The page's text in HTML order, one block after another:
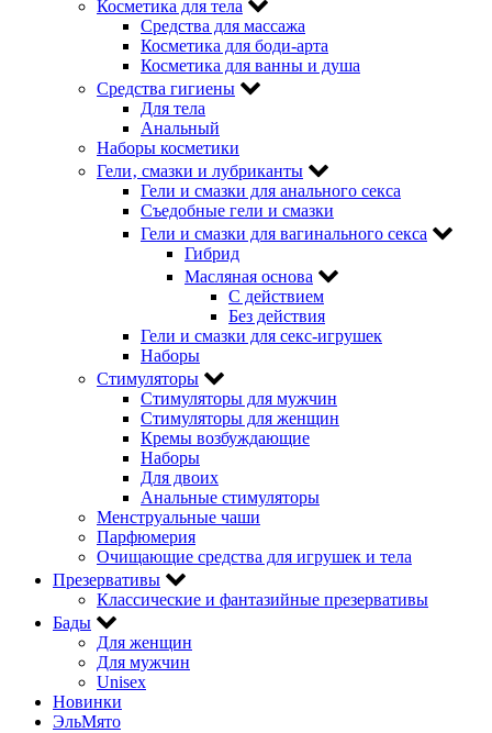
Косметика для тела
Средства для массажа
Косметика для боди-арта
Косметика для ванны и душа
Средства гигиены
Для тела
Анальный
Наборы косметики
Гели‚ смазки и лубриканты
Гели и смазки для анального секса
Съедобные гели и смазки
Гели и смазки для вагинального секса
Гибрид
Масляная основа
С действием
Без действия
Гели и смазки для секс-игрушек
Наборы
Стимуляторы
Стимуляторы для мужчин
Стимуляторы для женщин
Кремы возбуждающие
Наборы
Для двоих
Анальные стимуляторы
Менструальные чаши
Парфюмерия
Очищающие средства для игрушек и тела
Презервативы
Классические и фантазийные презервативы
Бады
Для женщин
Для мужчин
Unisex
Новинки
ЭльМято